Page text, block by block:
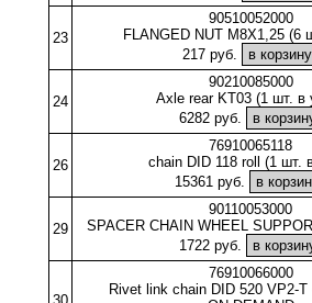
23
90510052000
FLANGED NUT M8X1,25 (6
217 руб.
24
90210085000
Axle rear KT03 (1 шт. в
6282 руб.
26
76910065118
chain DID 118 roll (1 шт.
15361 руб.
29
90110053000
SPACER CHAIN WHEEL
1722 руб.
30
76910066000
Rivet link chain DID 520 VP2-T